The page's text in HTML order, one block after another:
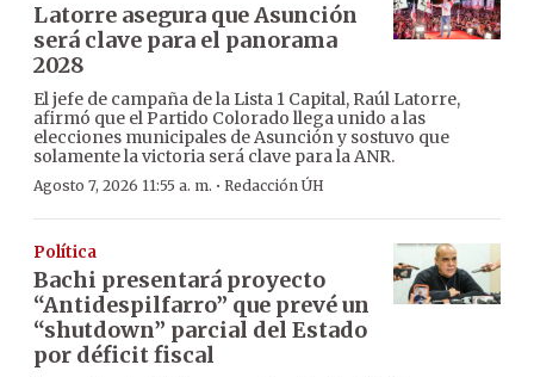
Latorre asegura que Asunción
será clave para el panorama
2028
El jefe de campaña de la Lista 1 Capital, Raúl Latorre,
afirmó que el Partido Colorado llega unido a las
elecciones municipales de Asunción y sostuvo que
solamente la victoria será clave para la ANR.
Agosto 7, 2026 11:55 a. m. · Redacción ÚH
Política
Bachi presentará proyecto
“Antidespilfarro” que prevé un
“shutdown” parcial del Estado
por déficit fiscal